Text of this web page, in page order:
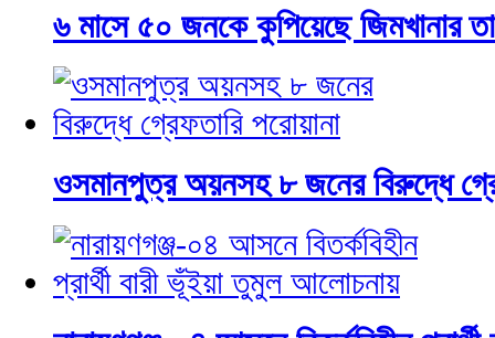
৬ মাসে ৫০ জনকে কুপিয়েছে জিমখানার
ওসমানপুত্র অয়নসহ ৮ জনের বিরুদ্ধে